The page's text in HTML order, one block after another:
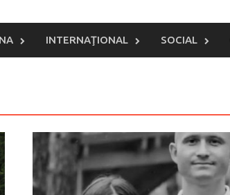
INTERNAŢIONAL SOCIAL